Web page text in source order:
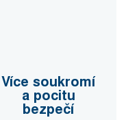
Více soukromí
a pocitu
bezpečí